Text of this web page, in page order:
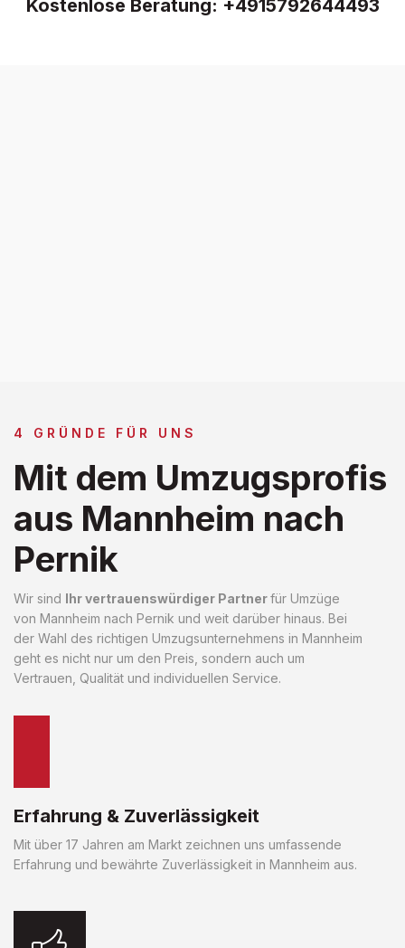
Kostenlose Beratung: +4915792644493
4 GRÜNDE FÜR UNS
Mit dem Umzugsprofis
aus Mannheim nach
Pernik
Wir sind Ihr vertrauenswürdiger Partnerfür Umzüge
von Mannheim nach Pernik und weit darüber hinaus. Bei
der Wahl des richtigen Umzugsunternehmens in Mannheim
geht es nicht nur um den Preis, sondern auch um
Vertrauen, Qualität und individuellen Service.
Erfahrung & Zuverlässigkeit
Mit über 17 Jahren am Markt zeichnen uns umfassende
Erfahrung und bewährte Zuverlässigkeit in Mannheim aus.